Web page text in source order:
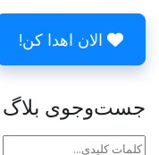
الان اهدا کن!
جست‌وجوی بلاگ